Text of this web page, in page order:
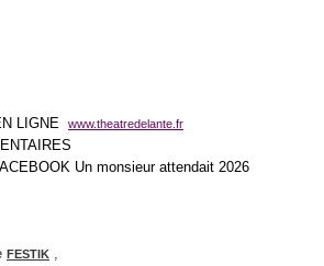
LIGNE
www.theatredelante.fr
Un monsieur attendait 2026
FESTIK ,